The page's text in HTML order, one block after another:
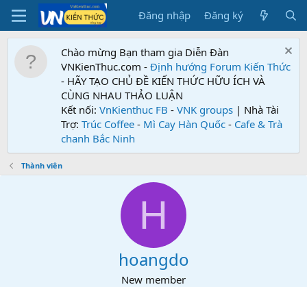
Đăng nhập Đăng ký
Chào mừng Bạn tham gia Diễn Đàn
VNKienThuc.com - Định hướng Forum Kiến Thức
- HÃY TẠO CHỦ ĐỀ KIẾN THỨC HỮU ÍCH VÀ
CÙNG NHAU THẢO LUẬN
Kết nối: VnKienthuc FB - VNK groups | Nhà Tài
Trợ: Trúc Coffee - Mì Cay Hàn Quốc - Cafe & Trà
chanh Bắc Ninh
Thành viên
H
hoangdo
New member